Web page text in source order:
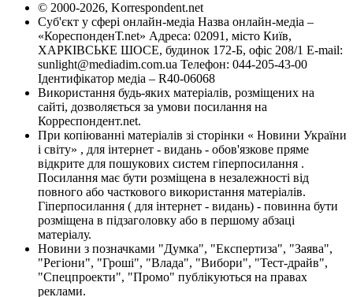
© 2000-2026, Korrespondent.net
Суб'єкт у сфері онлайн-медіа Назва онлайн-медіа –
«КореспонденТ.net» Адреса: 02091, місто Київ,
ХАРКІВСЬКЕ ШОСЕ, будинок 172-Б, офіс 208/1 E-mail:
sunlight@mediadim.com.ua Телефон: 044-205-43-00
Ідентифікатор медіа – R40-06068
Використання будь-яких матеріалів, розміщених на
сайті, дозволяється за умови посилання на
Корреспондент.net.
При копіюванні матеріалів зі сторінки « Новини України
і світу» , для інтернет - видань - обов'язкове пряме
відкрите для пошукових систем гіперпосилання .
Посилання має бути розміщена в незалежності від
повного або часткового використання матеріалів.
Гіперпосилання ( для інтернет - видань) - повинна бути
розміщена в підзаголовку або в першому абзаці
матеріалу.
Новини з позначками "Думка", "Експертиза", "Заява",
"Регіони", "Гроші", "Влада", "Вибори", "Тест-драйв",
"Спецпроекти", "Промо" публікуються на правах
реклами.